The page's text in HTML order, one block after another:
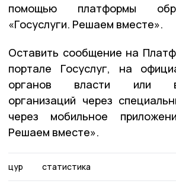
помощью платформы
«Госуслуги. Решаем вместе».
Оставить сообщение на
портале Госуслуг, на
органов власти или
организаций через
через мобильное
Решаем вместе».
цур статистика